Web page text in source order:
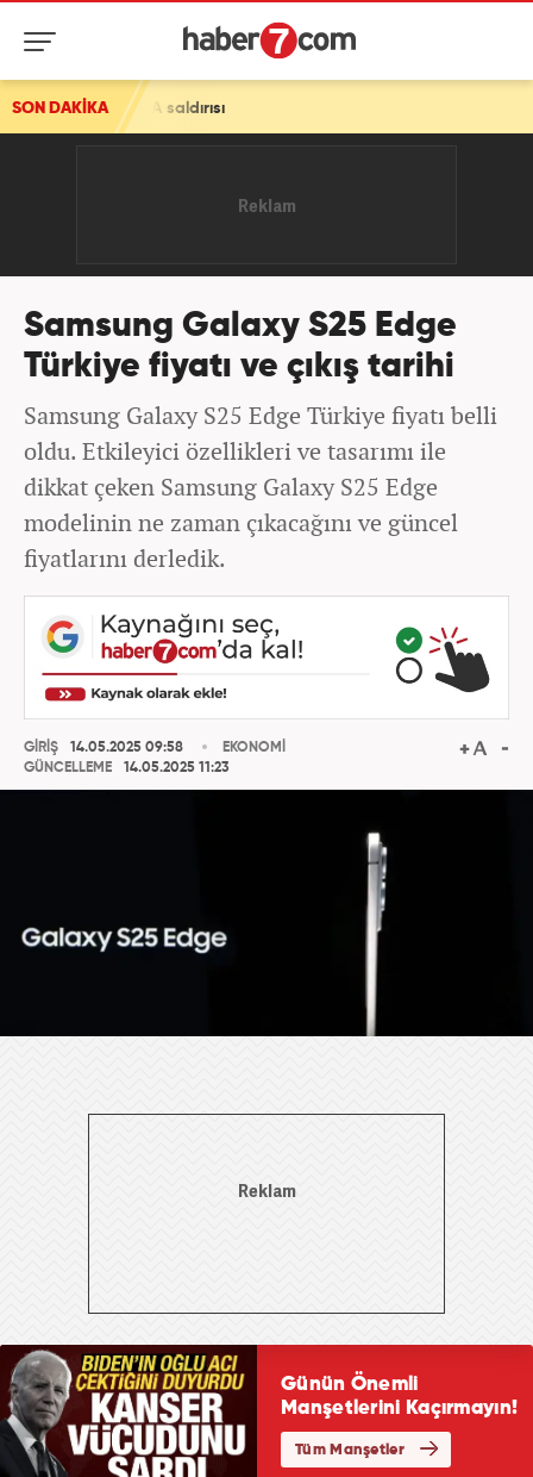
SON DAKİKA
saldırısı
Samsung Galaxy S25 Edge
Türkiye fiyatı ve çıkış tarihi
Samsung Galaxy S25 Edge Türkiye fiyatı belli
oldu. Etkileyici özellikleri ve tasarımı ile
dikkat çeken Samsung Galaxy S25 Edge
modelinin ne zaman çıkacağını ve güncel
fiyatlarını derledik.
GİRİŞ
14.05.2025 09:58
GÜNCELLEME
14.05.2025 11:23
EKONOMİ